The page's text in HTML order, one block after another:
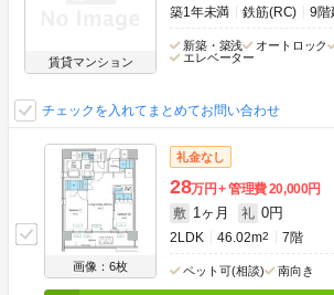
賃貸マンション
築1年未満
鉄筋(RC) 9階
新築・築浅 オートロック
エレベーター
チェックを入れてまとめてお問い合わせ
画像：6枚
礼金なし
28万円 管理費20,000円
敷 1ヶ月 礼 0円
2LDK 46.02m2 7階
ペット可(相談) 南向き